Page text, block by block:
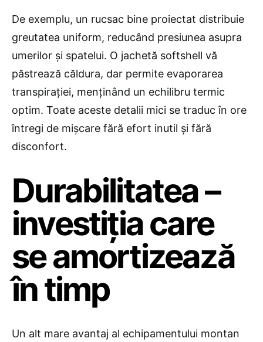
De exemplu, un rucsac bine proiectat distribuie
greutatea uniform, reducând presiunea asupra
umerilor și spatelui. O jachetă softshell vă
păstrează căldura, dar permite evaporarea
transpirației, menținând un echilibru termic
optim. Toate aceste detalii mici se traduc în ore
întregi de mișcare fără efort inutil și fără
disconfort.
Durabilitatea –
investiția care
se amortizează
în timp
Un alt mare avantaj al echipamentului montan